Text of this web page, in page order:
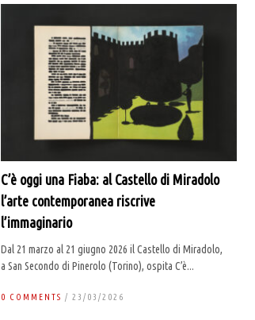
C’è oggi una Fiaba: al Castello di Miradolo
l’arte contemporanea riscrive
l’immaginario
Dal 21 marzo al 21 giugno 2026 il Castello di Miradolo,
a San Secondo di Pinerolo (Torino), ospita C’è...
0 COMMENTS / 23/03/2026